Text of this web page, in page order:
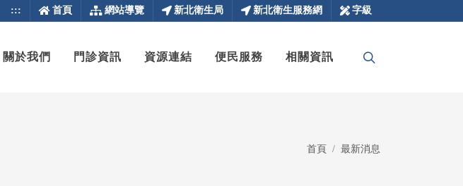
::: 首頁 網站導覽 新北衛生局 新北衛生服務網 字級
關於我們 門診資訊 資源連結 便民服務 相關資訊
首頁 最新消息